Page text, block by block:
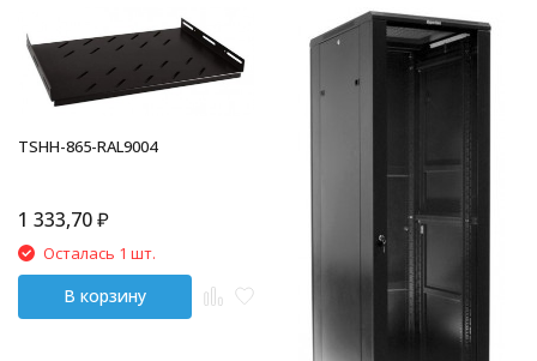
TSHH-865-RAL9004
1 333,70₽
Осталась 1 шт.
В корзину